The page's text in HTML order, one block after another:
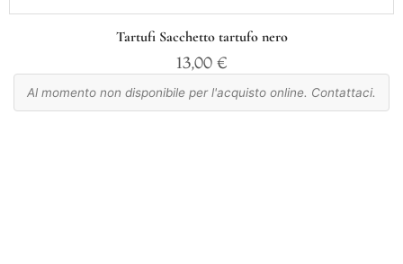
Tartufi Sacchetto tartufo nero
13,00 €
Al momento non disponibile per l'acquisto online. Contattaci.